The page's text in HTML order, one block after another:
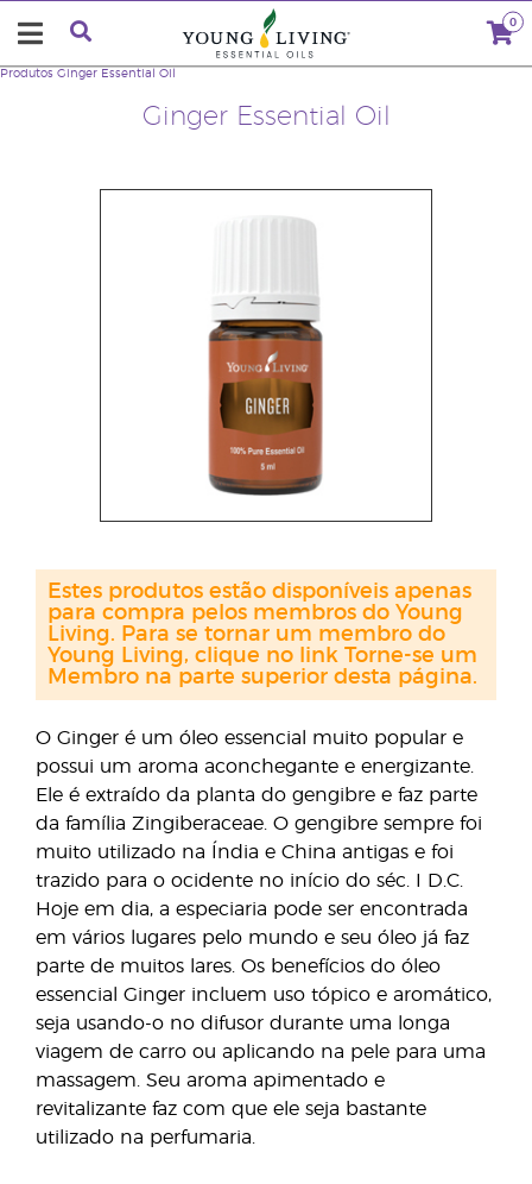
0
Ginger Essential Oil
Produtos Ginger Essential Oil
O Ginger é um óleo essencial muito popular e
possui um aroma aconchegante e energizante.
Ele é extraído da planta do gengibre e faz parte
da família Zingiberaceae. O gengibre sempre foi
muito utilizado na Índia e China antigas e foi
trazido para o ocidente no início do séc. I D.C.
Hoje em dia, a especiaria pode ser encontrada
em vários lugares pelo mundo e seu óleo já faz
parte de muitos lares. Os benefícios do óleo
essencial Ginger incluem uso tópico e aromático,
seja usando-o no difusor durante uma longa
viagem de carro ou aplicando na pele para uma
massagem. Seu aroma apimentado e
revitalizante faz com que ele seja bastante
utilizado na perfumaria.
Estes produtos estão disponíveis apenas
para compra pelos membros do Young
Living. Para se tornar um membro do
Young Living, clique no link Torne-se um
Membro na parte superior desta página.